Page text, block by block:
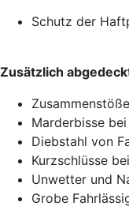
Schutz der
Zusätzlich
Marderbisse
Diebstahl von
Kurzschlüsse
Unwetter und
Grobe